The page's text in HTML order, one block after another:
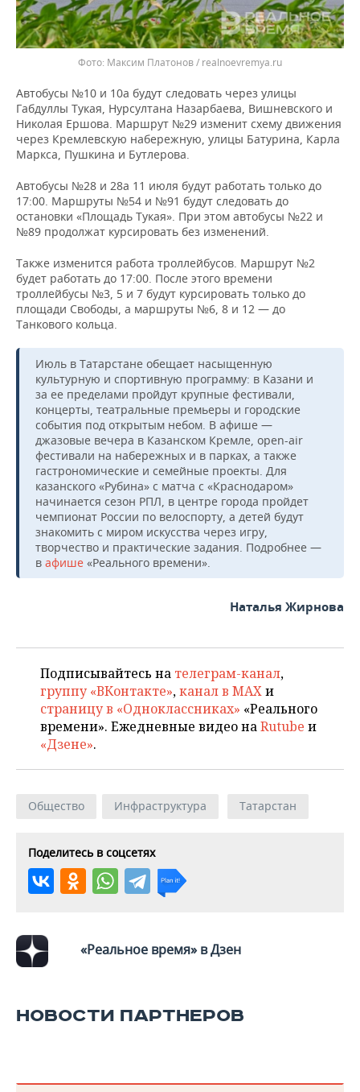
Максим Платонов / realnoevremya.ru
Автобусы №10 и 10а будут следовать через улицы
Габдуллы Тукая, Нурсултана Назарбаева, Вишневского и
Николая Ершова. Маршрут №29 изменит схему движения
через Кремлевскую набережную, улицы Батурина, Карла
Маркса, Пушкина и Бутлерова.
Автобусы №28 и 28а 11 июля будут работать только до
17:00. Маршруты №54 и №91 будут следовать до
остановки «Площадь Тукая». При этом автобусы №22 и
№89 продолжат курсировать без изменений.
Также изменится работа троллейбусов. Маршрут №2
будет работать до 17:00. После этого времени
троллейбусы №3, 5 и 7 будут курсировать только до
площади Свободы, а маршруты №6, 8 и 12 — до
Танкового кольца.
Июль в Татарстане обещает насыщенную
культурную и спортивную программу: в Казани и
за ее пределами пройдут крупные фестивали,
концерты, театральные премьеры и городские
события под открытым небом. В афише —
джазовые вечера в Казанском Кремле, open-air
фестивали на набережных и в парках, а также
гастрономические и семейные проекты. Для
казанского «Рубина» с матча с «Краснодаром»
начинается сезон РПЛ, в центре города пройдет
чемпионат России по велоспорту, а детей будут
знакомить с миром искусства через игру,
творчество и практические задания. Подробнее —
в афише «Реального времени».
Наталья Жирнова
Подписывайтесь на телеграм-канал,
группу «ВКонтакте»,канал в MAXи
страницу в «Одноклассниках» «Реального
времени». Ежедневные видео наRutube и
«Дзене».
Общество Инфраструктура Татарстан
Поделитесь в соцсетях
«Реальное время» в Дзен
НОВОСТИ ПАРТНЕРОВ